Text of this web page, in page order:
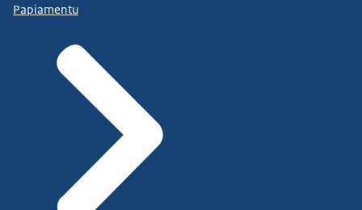
Papiamentu